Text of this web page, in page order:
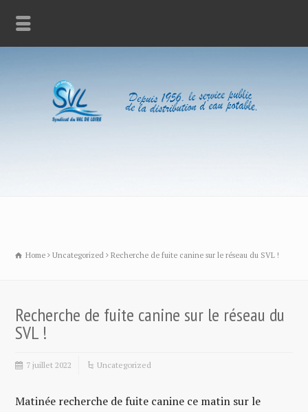
Home Uncategorized Recherche de fuite canine sur le réseau du SVL !
Recherche de fuite canine sur le réseau du
SVL !
7 juillet 2022 Uncategorized
Matinée recherche de fuite canine ce matin sur le